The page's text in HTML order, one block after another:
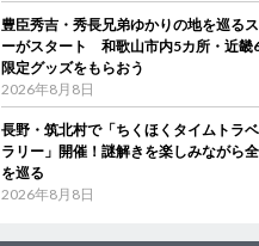
豊臣秀吉・秀長兄弟ゆかりの地を巡る
ーがスタート 和歌山市内5カ所・近畿
限定グッズをもらおう
2026年8月8日
長野・筑北村で「ちくほくタイムトラ
ラリー」開催！謎解きを楽しみながら
を巡る
2026年8月8日